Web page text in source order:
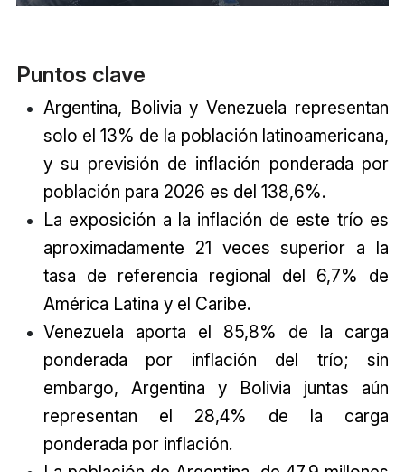
Puntos clave
Argentina, Bolivia y Venezuela representan
solo el 13% de la población latinoamericana,
y su previsión de inflación ponderada por
población para 2026 es del 138,6%.
La exposición a la inflación de este trío es
aproximadamente 21 veces superior a la
tasa de referencia regional del 6,7% de
América Latina y el Caribe.
Venezuela aporta el 85,8% de la carga
ponderada por inflación del trío; sin
embargo, Argentina y Bolivia juntas aún
representan el 28,4% de la carga
ponderada por inflación.